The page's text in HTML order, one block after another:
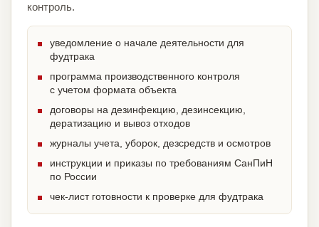
контроль.
уведомление о начале деятельности для
фудтрака
программа производственного контроля
с учетом формата объекта
договоры на дезинфекцию, дезинсекцию,
дератизацию и вывоз отходов
журналы учета, уборок, дезсредств и осмотров
инструкции и приказы по требованиям СанПиН
по России
чек-лист готовности к проверке для фудтрака